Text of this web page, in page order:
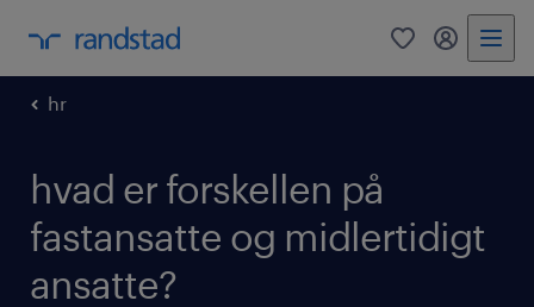
0
hr
hvad er forskellen på
fastansatte og midlertidigt
ansatte?